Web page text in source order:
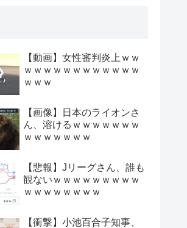
【動画】女性審判炎上ｗｗ
ｗｗｗｗｗｗｗｗｗｗｗｗ
ｗｗｗ
【画像】日本のライオンさ
ん、溶けるｗｗｗｗｗｗｗ
ｗｗｗｗｗｗｗ
【悲報】Jリーグさん、誰も
観ないｗｗｗｗｗｗｗｗｗ
ｗｗｗｗｗｗｗｗ
【衝撃】小池百合子知事、